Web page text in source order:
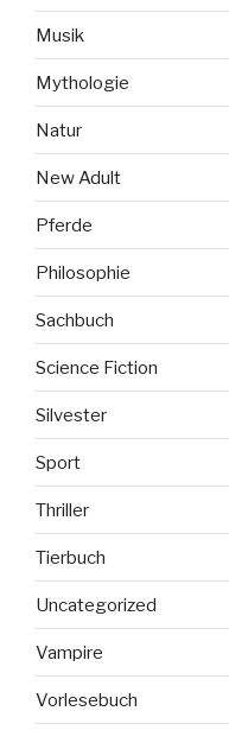
Musik
Mythologie
Natur
New Adult
Pferde
Philosophie
Sachbuch
Science Fiction
Silvester
Sport
Thriller
Tierbuch
Uncategorized
Vampire
Vorlesebuch